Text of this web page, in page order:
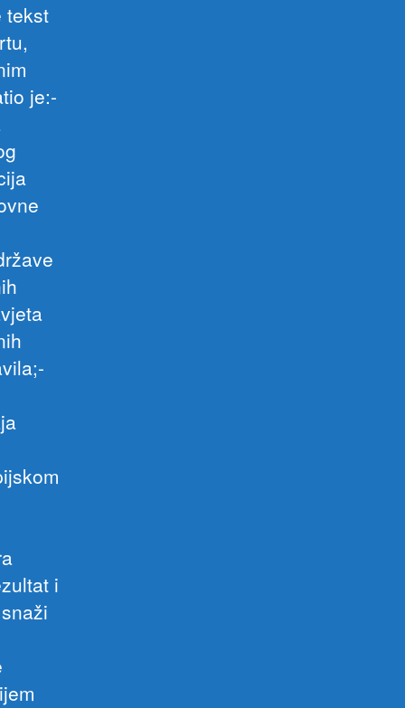
tekst
je:-
i